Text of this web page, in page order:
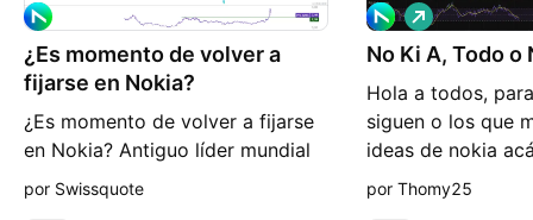
¿Es momento de volver a
fijarse en Nokia?
¿Es momento de volver a fijarse
en Nokia? Antiguo líder mundial
de la telefonía móvil, la compañía
por Swissquote
No Ki A, Todo o
Hola a todos,
siguen o los que
ideas de nokia
view. les dejo
L
a
r
o
por Thomy25